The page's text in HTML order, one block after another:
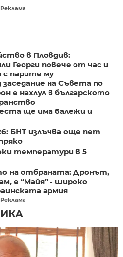
Реклама
в Пловдив:
Георги повече от час и
с парите му
заседание на Съвета по
е нахлул в българското
ще има валежи и
БНТ излъчва още пет
температури в 5
на отбраната: Дронът,
е “Майя” - широко
армия
Реклама